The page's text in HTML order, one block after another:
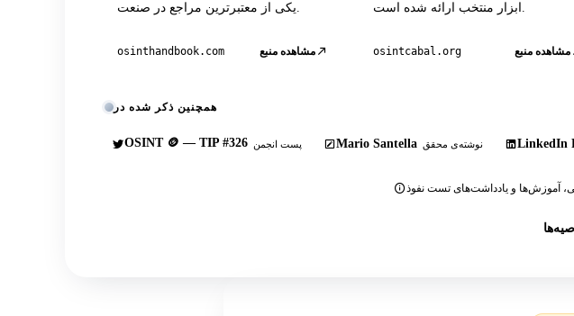
یکی از معتبرترین مراجع در صنعت.
osinthandbook.com مشاهده منبع
ابزار منتخب ارائه شده است.
osintcabal.org مشاهده منبع
همچنین ذکر شده در
OSINT 🪙 — TIP #326 پست انجمن Mario Santella نوشته‌ی محقق LinkedIn